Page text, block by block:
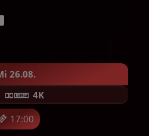
26.08.
17:00
4K